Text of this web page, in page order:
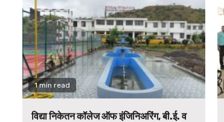
1 min read
विद्या निकेतन कॉलेज ऑफ इंजिनिअरिंग, बी.ई. व